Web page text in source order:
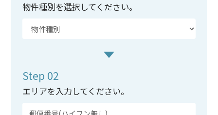
物件種別を選択してください。
Step 02
エリアを入力してください。